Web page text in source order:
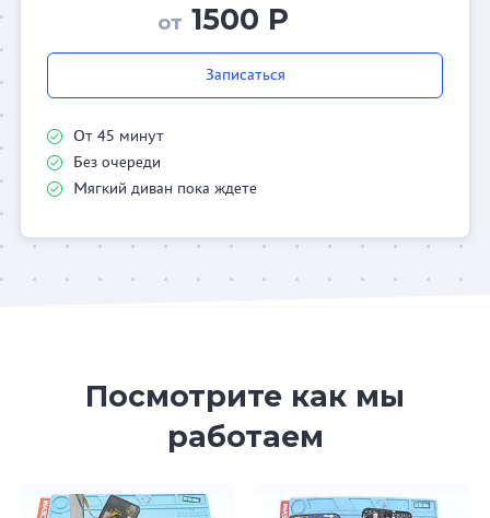
от 1500 Р
Записаться
От 45 минут
Без очереди
Мягкий диван пока ждете
Посмотрите как мы
работаем